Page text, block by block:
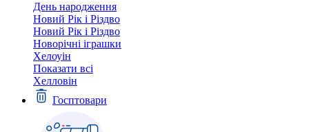
День народження
Новий Рік і Різдво
Новий Рік і Різдво
Новорічні іграшки
Хелоуін
Показати всі
Хелловін
Госптовари